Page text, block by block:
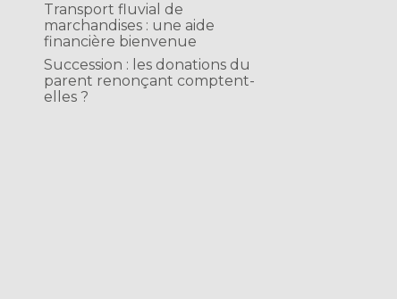
Transport fluvial de
marchandises : une aide
financière bienvenue
Succession : les donations du
parent renonçant comptent-
elles ?